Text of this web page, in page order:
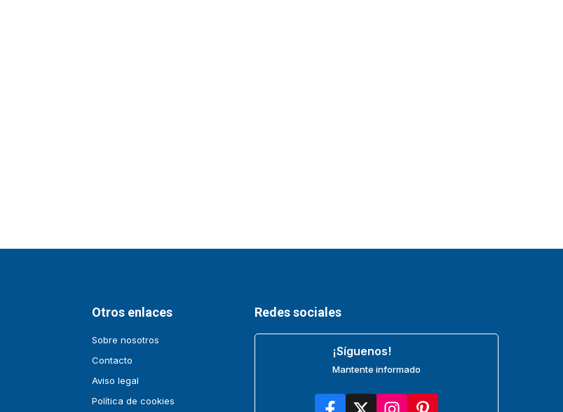
Otros enlaces
Sobre nosotros
Contacto
Aviso legal
Política de cookies
Redes sociales
¡Síguenos!
Mantente informado